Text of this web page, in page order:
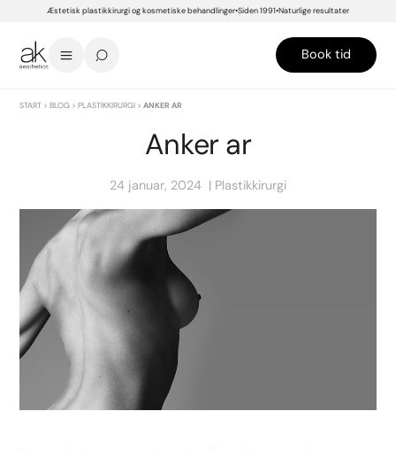
Æstetisk plastikkirurgi og kosmetiske behandlinger Siden 1991 Naturlige resultater
Book tid
START >BLOG >PLASTIKKIRURGI >ANKER AR
Anker ar
24 januar, 2024 Plastikkirurgi